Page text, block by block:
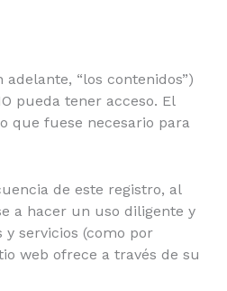
“los contenidos”)
pueda tener acceso. El
que fuese necesario para
de este registro, al
a hacer un uso diligente y
servicios (como por
web ofrece a través de su